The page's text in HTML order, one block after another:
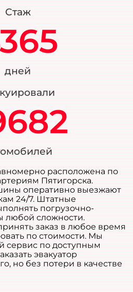
Стаж
дней
расположена по
Пятигорска.
оперативно выезжают
24/7. Штатные
погрузочно-
любой сложности.
заказ в любое время
по стоимости. Мы
сервис по доступным
эвакуатор
но без потери в качестве